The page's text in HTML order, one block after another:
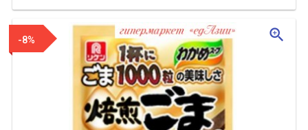
-8% zoom_in